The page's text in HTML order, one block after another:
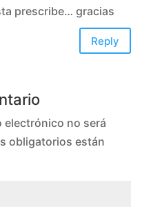
prescribe… gracias
Reply
electrónico no será
obligatorios están